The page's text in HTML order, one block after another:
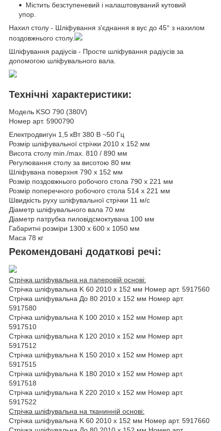
Містить безступеневий і налаштовуваний кутовий
упор.
Нахил столу - Шліфування з'єднання в вус до 45° з нахилом
поздовжнього столу.
Шліфування радіусів - Просте шліфування радіусів за
допомогою шліфувального вала.
Технічні характеристики:
Модель KSO 790 (380V)
Номер арт. 5900790
Електродвигун 1,5 кВт 380 В ~50 Гц
Розмір шліфувальної стрічки 2010 х 152 мм
Висота столу min./max. 810 / 890 мм
Регулювання столу за висотою 80 мм
Шліфувана поверхня 790 x 152 мм
Розмір поздовжнього робочого стола 790 х 221 мм
Розмір поперечного робочого стола 514 х 221 мм
Швидкість руху шліфувальної стрічки 11 м/с
Діаметр шліфувального вала 70 мм
Діаметр патрубка пиловідсмоктувача 100 мм
Габаритні розміри 1300 х 600 х 1050 мм
Маса 78 кг
Рекомендовані додаткові речі:
Стрічка шліфувальна на паперовій основі:
Стрічка шліфувальна K 60 2010 х 152 мм Номер арт. 5917560
Стрічка шліфувальна До 80 2010 х 152 мм Номер арт.
5917580
Стрічка шліфувальна К 100 2010 х 152 мм Номер арт.
5917510
Стрічка шліфувальна К 120 2010 х 152 мм Номер арт.
5917512
Стрічка шліфувальна К 150 2010 х 152 мм Номер арт.
5917515
Стрічка шліфувальна К 180 2010 х 152 мм Номер арт.
5917518
Стрічка шліфувальна К 220 2010 х 152 мм Номер арт.
5917522
Стрічка шліфувальна на тканинній основі:
Стрічка шліфувальна K 60 2010 х 152 мм Номер арт. 5917660